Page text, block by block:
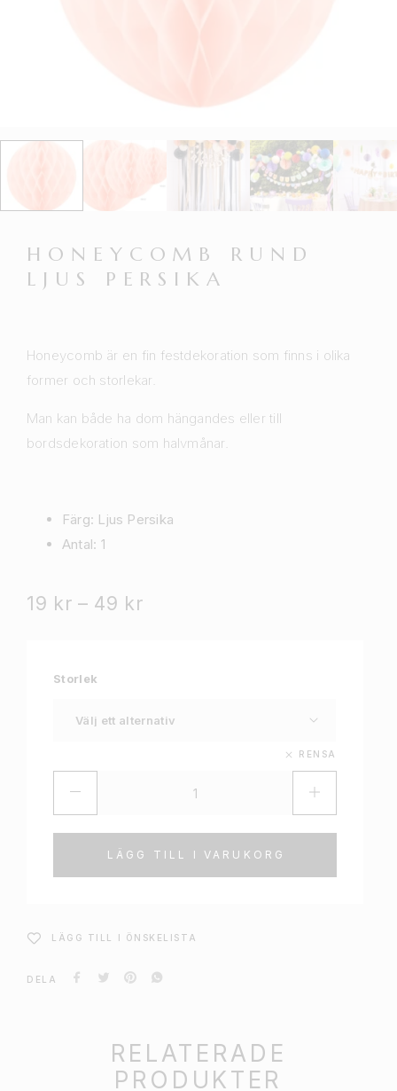
HONEYCOMB RUND
LJUS PERSIKA
Honeycomb är en fin festdekoration som finns i olika
former och storlekar.
Man kan både ha dom hängandes eller till
bordsdekoration som halvmånar.
Färg: Ljus Persika
Antal: 1
19 kr – 49 kr
Storlek
RENSA
LÄGG TILL I VARUKORG
LÄGG TILL I ÖNSKELISTA
DELA
RELATERADE
PRODUKTER